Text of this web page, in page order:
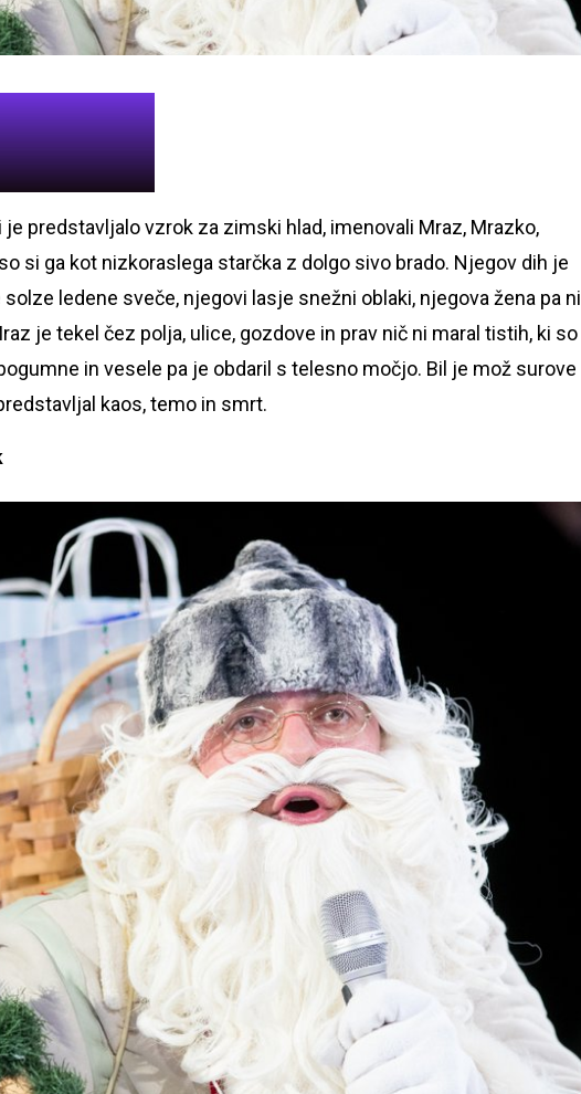
predstavljalo vzrok za zimski hlad, imenovali Mraz, Mrazko,
si ga kot nizkoraslega starčka z dolgo sivo brado. Njegov dih je
ledene sveče, njegovi lasje snežni oblaki, njegova žena pa ni
je tekel čez polja, ulice, gozdove in prav nič ni maral tistih, ki so
in vesele pa je obdaril s telesno močjo. Bil je mož surove
kaos, temo in smrt.